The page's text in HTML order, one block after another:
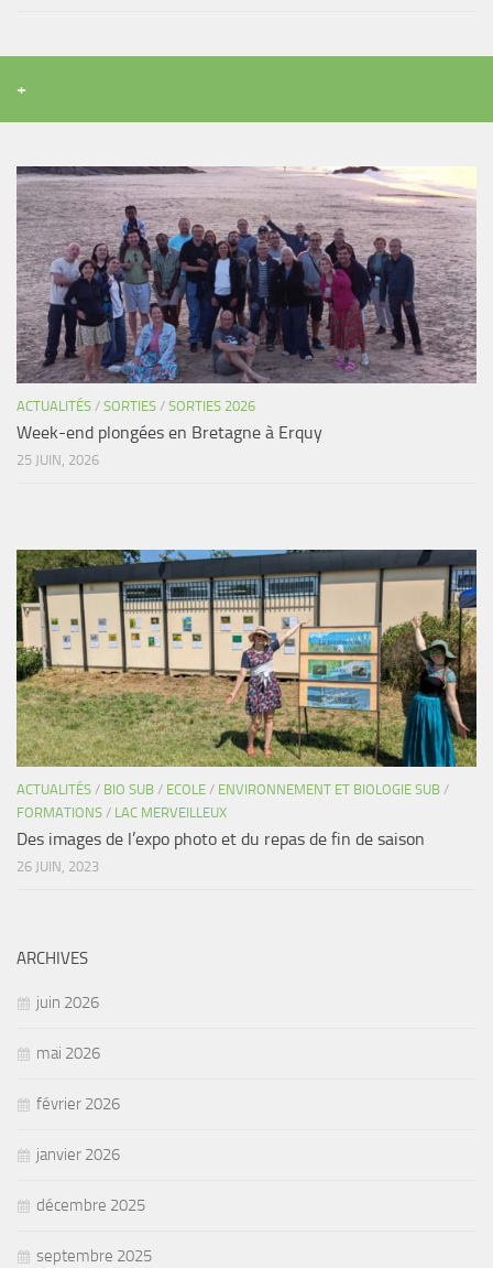
+
ACTUALITÉS / SORTIES / SORTIES 2026
Week-end plongées en Bretagne à Erquy
25 JUIN, 2026
ACTUALITÉS / BIO SUB / ECOLE / ENVIRONNEMENT ET BIOLOGIE SUB /
FORMATIONS / LAC MERVEILLEUX
Des images de l’expo photo et du repas de fin de saison
26 JUIN, 2023
ARCHIVES
juin 2026
mai 2026
février 2026
janvier 2026
décembre 2025
septembre 2025